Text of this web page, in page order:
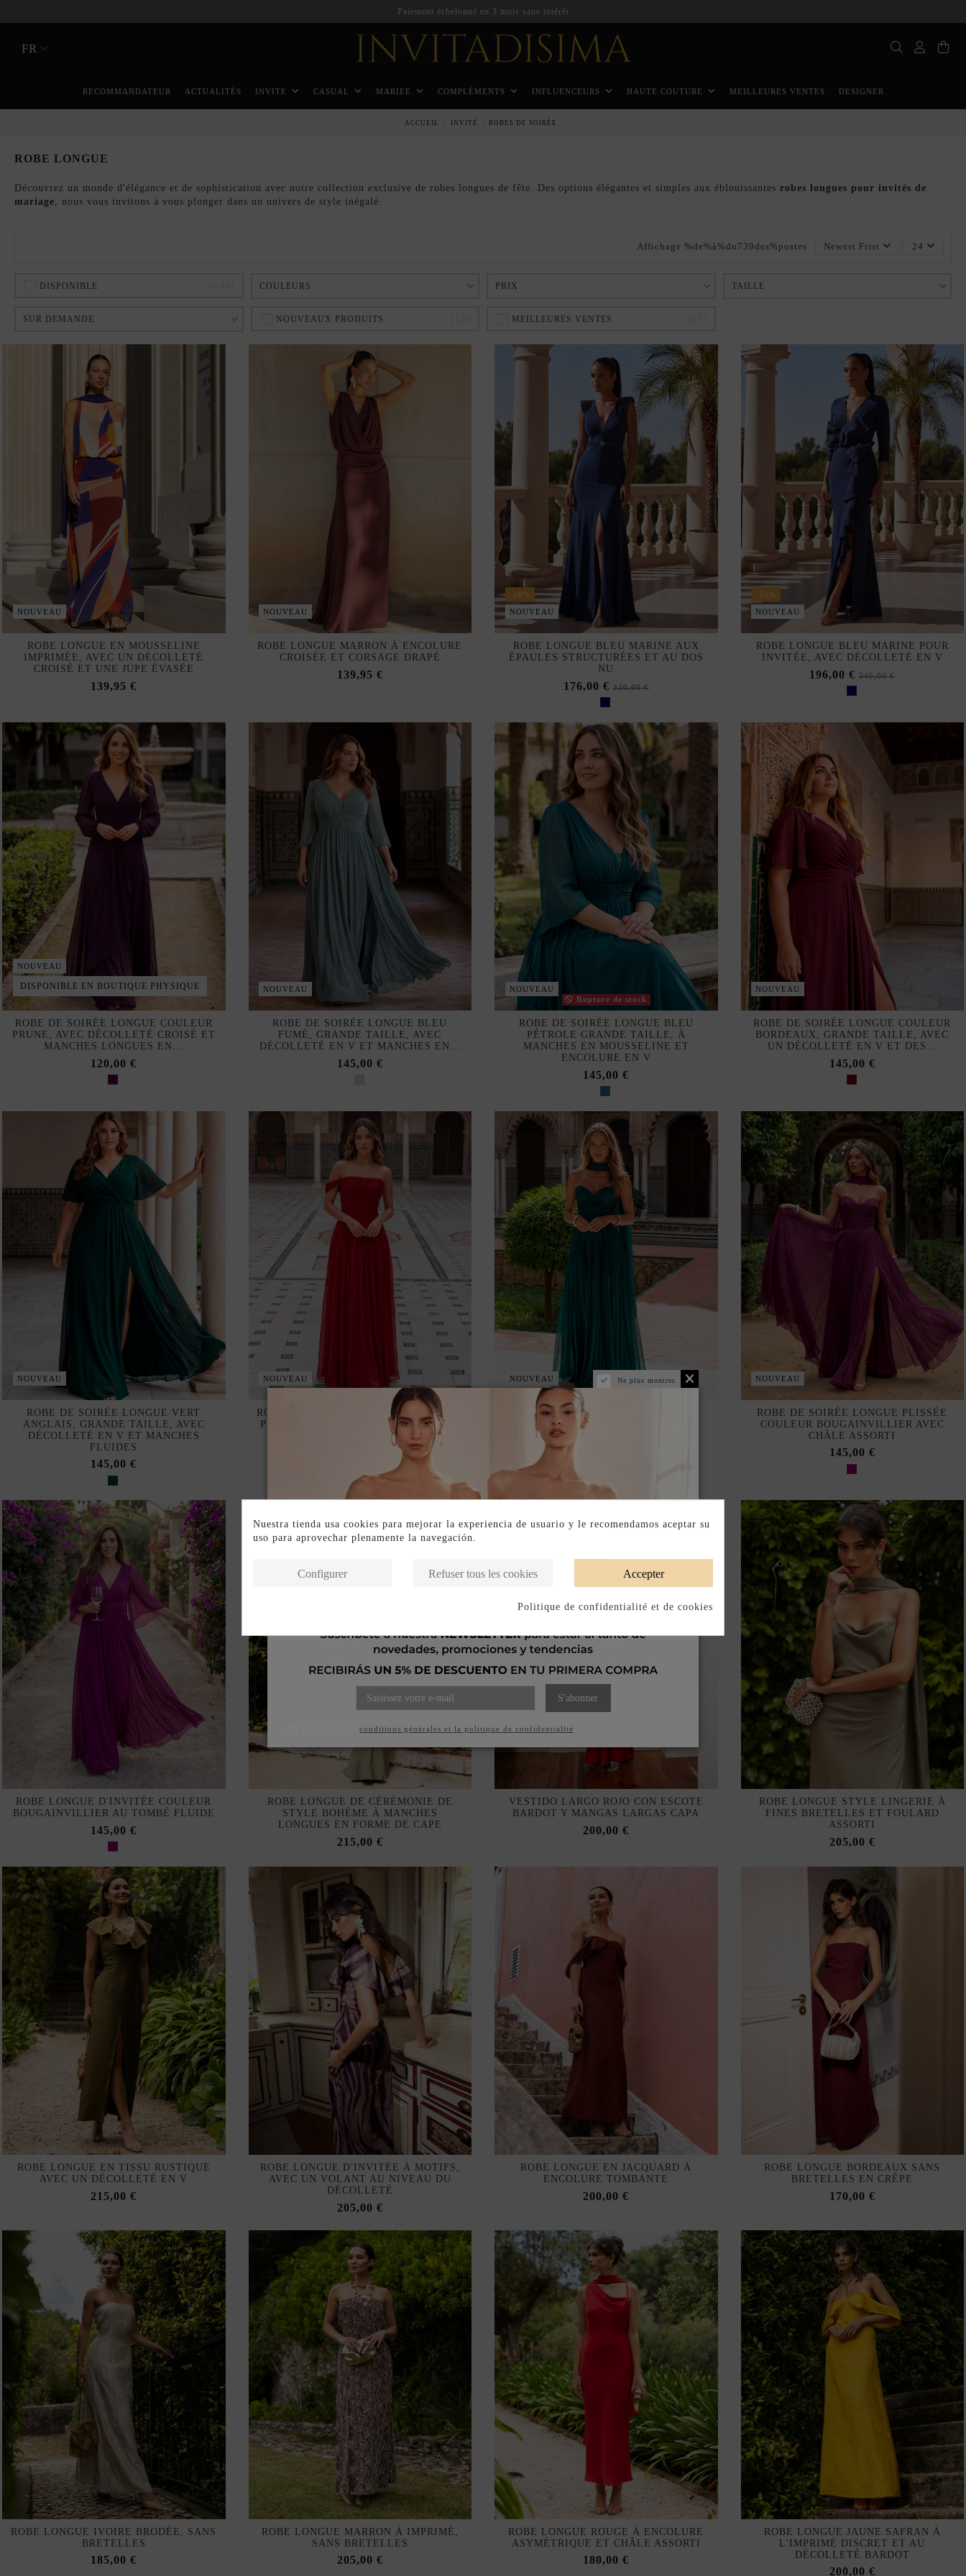
Paiement échelonné en 3 mois sans intérêt
FR
RECOMMANDATEUR ACTUALITÉS INVITE CASUAL MARIEE COMPLÉMENTS INFLUENCEURS HAUTE COUTURE MEILLEURES VENTES DESIGNER
ACCUEIL INVITÉ ROBES DE SOIRÉE
ROBE LONGUE
Découvrez un monde d'élégance et de sophistication avec notre collection exclusive de robes longues de fête. Des options élégantes et simples aux éblouissantes robes longues pour invités de
mariage , nous vous invitons à vous plonger dans un univers de style inégalé.
Affichage %de%à%du739des%postes Newest First 24
DISPONIBLE COULEURS PRIX TAILLE
SUR DEMANDE NOUVEAUX PRODUITS MEILLEURES VENTES
NOUVEAU
ROBE LONGUE EN MOUSSELINE
IMPRIMÉE, AVEC UN DÉCOLLETÉ
CROISÉ ET UNE JUPE ÉVASÉE
139,95 €
NOUVEAU
ROBE LONGUE MARRON À ENCOLURE
CROISÉE ET CORSAGE DRAPÉ
139,95 €
-20%
NOUVEAU
ROBE LONGUE BLEU MARINE AUX
ÉPAULES STRUCTURÉES ET AU DOS
NU
176,00 € 220,00 €
-20%
NOUVEAU
ROBE LONGUE BLEU MARINE POUR
INVITÉE, AVEC DÉCOLLETÉ EN V
196,00 €245,00 €
NOUVEAU
DISPONIBLE EN BOUTIQUE PHYSIQUE
ROBE DE SOIRÉE LONGUE COULEUR
PRUNE, AVEC DÉCOLLETÉ CROISÉ ET
MANCHES LONGUES EN...
120,00 €
NOUVEAU
ROBE DE SOIRÉE LONGUE BLEU
FUMÉ, GRANDE TAILLE, AVEC
DÉCOLLETÉ EN V ET MANCHES EN...
145,00 €
NOUVEAU
Rupture de stock
ROBE DE SOIRÉE LONGUE BLEU
PÉTROLE GRANDE TAILLE, À
MANCHES EN MOUSSELINE ET
ENCOLURE EN V
145,00 €
NOUVEAU
ROBE DE SOIRÉE LONGUE COULEUR
BORDEAUX, GRANDE TAILLE, AVEC
UN DÉCOLLETÉ EN V ET DES...
145,00 €
NOUVEAU
ROBE DE SOIRÉE LONGUE VERT
ANGLAIS, GRANDE TAILLE, AVEC
DÉCOLLETÉ EN V ET MANCHES
FLUIDES
145,00 €
NOUVEAU
ROBE DE SOIRÉE LONGUE BORDEAUX
PLISSÉE, AVEC DÉCOLLETÉ BARDOT
NOUVEAU
ROBE DE SOIRÉE LONGUE VERT
ÉMERAUDE PLISSÉE AVEC CHÂLE
NOUVEAU
ROBE DE SOIRÉE LONGUE PLISSÉE
COULEUR BOUGAINVILLIER AVEC
CHÂLE ASSORTI
145,00 €
ROBE LONGUE D'INVITÉE COULEUR
BOUGAINVILLIER AU TOMBÉ FLUIDE
145,00 €
ROBE LONGUE DE CÉRÉMONIE DE
STYLE BOHÈME À MANCHES
LONGUES EN FORME DE CAPE
215,00 €
VESTIDO LARGO ROJO CON ESCOTE
BARDOT Y MANGAS LARGAS CAPA
200,00 €
ROBE LONGUE STYLE LINGERIE À
FINES BRETELLES ET FOULARD
ASSORTI
205,00 €
ROBE LONGUE EN TISSU RUSTIQUE
AVEC UN DÉCOLLETÉ EN V
215,00 €
ROBE LONGUE D'INVITÉE À MOTIFS,
AVEC UN VOLANT AU NIVEAU DU
DÉCOLLETÉ
205,00 €
ROBE LONGUE EN JACQUARD À
ENCOLURE TOMBANTE
200,00 €
ROBE LONGUE BORDEAUX SANS
BRETELLES EN CRÊPE
170,00 €
ROBE LONGUE IVOIRE BRODÉE, SANS
BRETELLES
185,00 €
ROBE LONGUE MARRON À IMPRIMÉ,
SANS BRETELLES
205,00 €
ROBE LONGUE ROUGE À ENCOLURE
ASYMÉTRIQUE ET CHÂLE ASSORTI
180,00 €
ROBE LONGUE JAUNE SAFRAN À
L'IMPRIMÉ DISCRET ET AU
DÉCOLLETÉ BARDOT
200,00 €
Ne plus montrer.
S'abonner
conditions générales et la politique de confidentialité
Nuestra tienda usa cookies para mejorar la experiencia de usuario y le recomendamos aceptar su
uso para aprovechar plenamente la navegación.
Accepter
Refuser tous les cookies
Configurer
Politique de confidentialité et de cookies